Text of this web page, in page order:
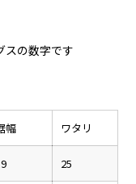
の数字です
幅 ワタリ
25